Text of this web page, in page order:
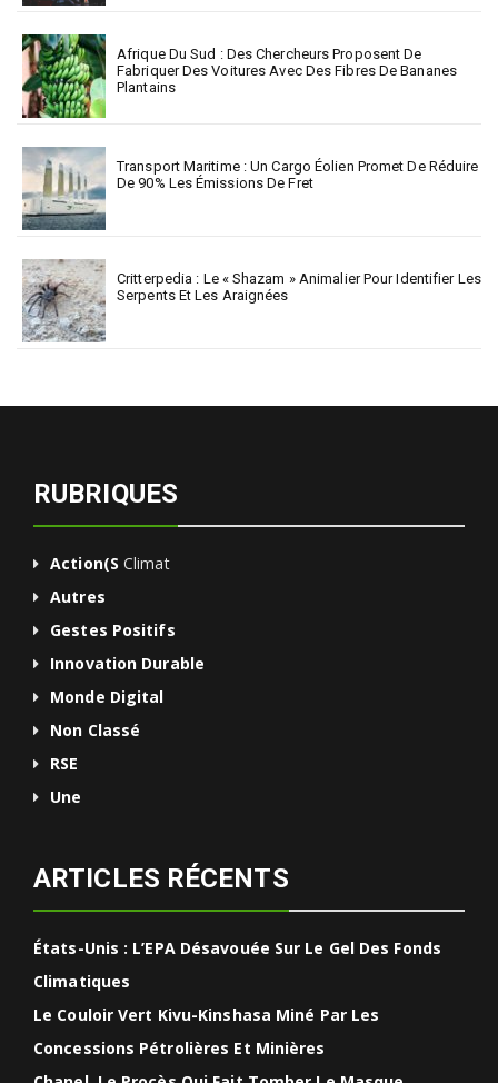
Afrique Du Sud : Des Chercheurs Proposent De
Fabriquer Des Voitures Avec Des Fibres De Bananes
Plantains
Transport Maritime : Un Cargo Éolien Promet De Réduire
De 90% Les Émissions De Fret
Critterpedia : Le « Shazam » Animalier Pour Identifier Les
Serpents Et Les Araignées
RUBRIQUES
Action(s Climat
Autres
Gestes Positifs
Innovation Durable
Monde Digital
Non Classé
RSE
Une
ARTICLES RÉCENTS
États-Unis : L’EPA Désavouée Sur Le Gel Des Fonds
Climatiques
Le Couloir Vert Kivu-Kinshasa Miné Par Les
Concessions Pétrolières Et Minières